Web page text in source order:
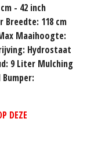
- 42 inch
118 cm
Maaihoogte:
Hydrostaat
9 Liter Mulching
DEZE